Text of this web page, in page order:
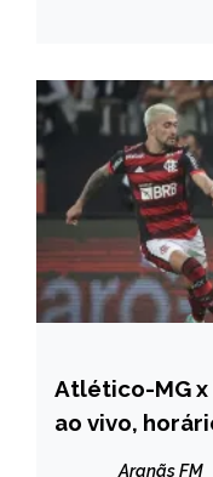
ESPORTES
Atlético-MG x
ao vivo,
Aranãs FM